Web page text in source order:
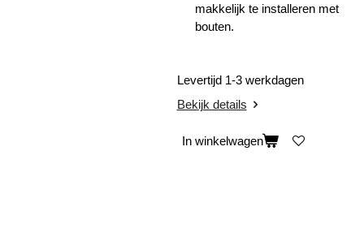
makkelijk te installeren met
bouten.
Levertijd 1-3 werkdagen
Bekijk details
In winkelwagen